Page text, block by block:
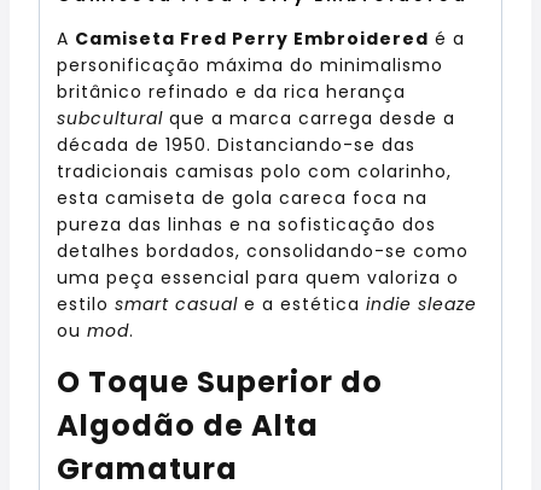
A Camiseta Fred Perry Embroidered é a
personificação máxima do minimalismo
britânico refinado e da rica herança
subcultural que a marca carrega desde a
década de 1950. Distanciando-se das
tradicionais camisas polo com colarinho,
esta camiseta de gola careca foca na
pureza das linhas e na sofisticação dos
detalhes bordados, consolidando-se como
uma peça essencial para quem valoriza o
estilo smart casual e a estética indie sleaze
ou mod.
O Toque Superior do
Algodão de Alta
Gramatura